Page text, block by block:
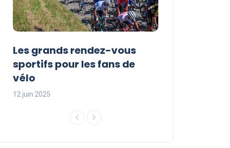
Les grands rendez-vous
sportifs pour les fans de
vélo
12 juin 2025